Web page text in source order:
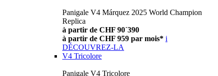
Panigale V4 Márquez 2025 World Champion
Replica
à partir de CHF 90´390
à partir de CHF 959 par mois* i
DÉCOUVREZ-LA
V4 Tricolore
Panigale V4 Tricolore